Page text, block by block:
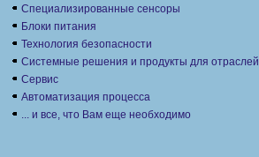
Специализированные сенсоры
Блоки питания
Технология безопасности
Системные решения и продукты для отраслей
Сервис
Автоматизация процесса
... и все, что Вам еще необходимо